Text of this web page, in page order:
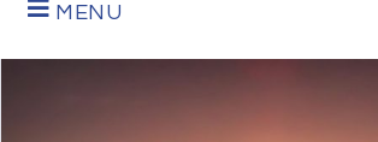
MENU